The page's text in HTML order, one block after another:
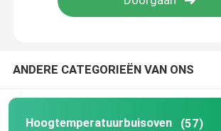
ANDERE CATEGORIEËN VAN ONS
Hoogtemperatuurbuisoven (57)